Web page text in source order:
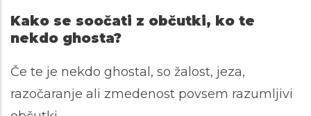
Kako se soočati z občutki, ko te
nekdo ghosta?
Če te je nekdo ghostal, so žalost, jeza,
razočaranje ali zmedenost povsem razumljivi